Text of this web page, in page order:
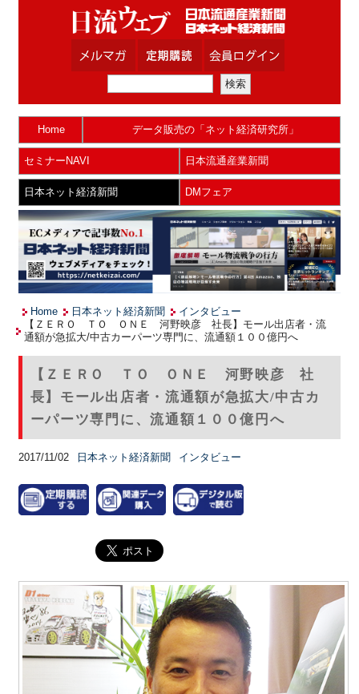
Home データ販売の「ネット経済研究所」
セミナーNAVI 日本流通産業新聞
日本ネット経済新聞 DMフェア
Home 日本ネット経済新聞
インタビュー
【ＺＥＲＯ ＴＯ ＯＮＥ 河野映彦 社長】モール出店者・流
通額が急拡大/中古カーパーツ専門に、流通額１００億円へ
【ＺＥＲＯ ＴＯ ＯＮＥ 河野映彦 社
長】モール出店者・流通額が急拡大/中古カ
ーパーツ専門に、流通額１００億円へ
2017/11/02 日本ネット経済新聞 インタビュー